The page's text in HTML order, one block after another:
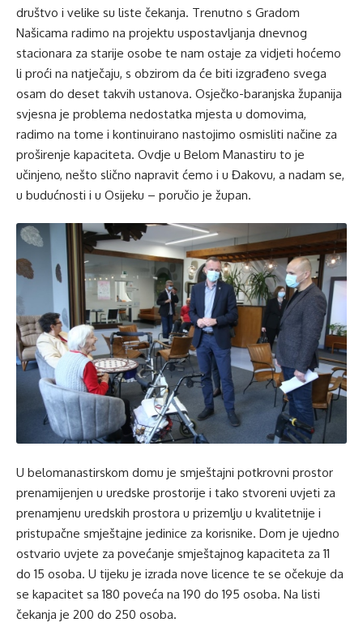
društvo i velike su liste čekanja. Trenutno s Gradom
Našicama radimo na projektu uspostavljanja dnevnog
stacionara za starije osobe te nam ostaje za vidjeti hoćemo
li proći na natječaju, s obzirom da će biti izgrađeno svega
osam do deset takvih ustanova. Osječko-baranjska županija
svjesna je problema nedostatka mjesta u domovima,
radimo na tome i kontinuirano nastojimo osmisliti načine za
proširenje kapaciteta. Ovdje u Belom Manastiru to je
učinjeno, nešto slično napravit ćemo i u Đakovu, a nadam se,
u budućnosti i u Osijeku – poručio je župan.
U belomanastirskom domu je smještajni potkrovni prostor
prenamijenjen u uredske prostorije i tako stvoreni uvjeti za
prenamjenu uredskih prostora u prizemlju u kvalitetnije i
pristupačne smještajne jedinice za korisnike. Dom je ujedno
ostvario uvjete za povećanje smještajnog kapaciteta za 11
do 15 osoba. U tijeku je izrada nove licence te se očekuje da
se kapacitet sa 180 poveća na 190 do 195 osoba. Na listi
čekanja je 200 do 250 osoba.